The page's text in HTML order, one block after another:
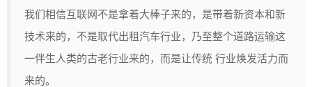
我们相信互联网不是拿着大棒子来的，是带着新资本和新
技术来的，不是取代出租汽车行业，乃至整个道路运输这
一伴生人类的古老行业来的，而是让传统 行业焕发活力而
来的。